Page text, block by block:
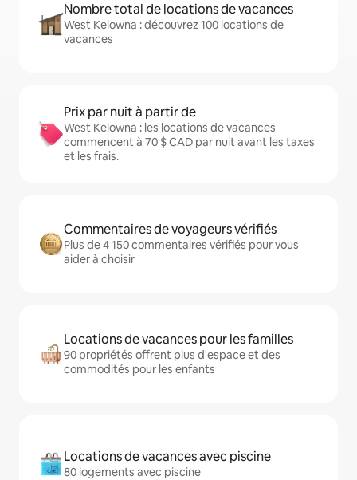
Nombre total de locations de vacances
West Kelowna : découvrez 100 locations de
vacances
Prix par nuit à partir de
West Kelowna : les locations de vacances
commencent à 70 $ CAD par nuit avant les taxes
et les frais.
Commentaires de voyageurs vérifiés
Plus de 4 150 commentaires vérifiés pour vous
aider à choisir
Locations de vacances pour les familles
90 propriétés offrent plus d'espace et des
commodités pour les enfants
Locations de vacances avec piscine
80 logements avec piscine